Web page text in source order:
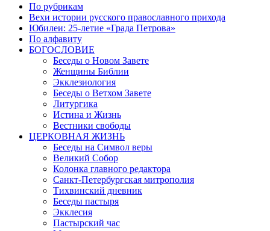
По рубрикам
Вехи истории русского православного прихода
Юбилеи: 25-летие «Града Петрова»
По алфавиту
БОГОСЛОВИЕ
Беседы о Новом Завете
Женщины Библии
Экклезиология
Беседы о Ветхом Завете
Литургика
Истина и Жизнь
Вестники свободы
ЦЕРКОВНАЯ ЖИЗНЬ
Беседы на Символ веры
Великий Собор
Колонка главного редактора
Санкт-Петербургская митрополия
Тихвинский дневник
Беседы пастыря
Экклесия
Пастырский час